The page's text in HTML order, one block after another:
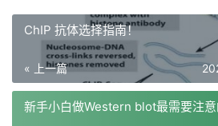
ChIP 抗体选择指南！
« 上一篇
新手小白做Western blot最需要注